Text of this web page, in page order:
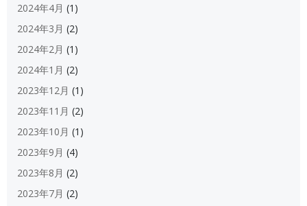
2024年4月 (1)
2024年3月 (2)
2024年2月 (1)
2024年1月 (2)
2023年12月 (1)
2023年11月 (2)
2023年10月 (1)
2023年9月 (4)
2023年8月 (2)
2023年7月 (2)